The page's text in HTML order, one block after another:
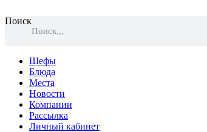
Поиск
Поиск
Шефы
Блюда
Места
Новости
Компании
Рассылка
Личный кабинет